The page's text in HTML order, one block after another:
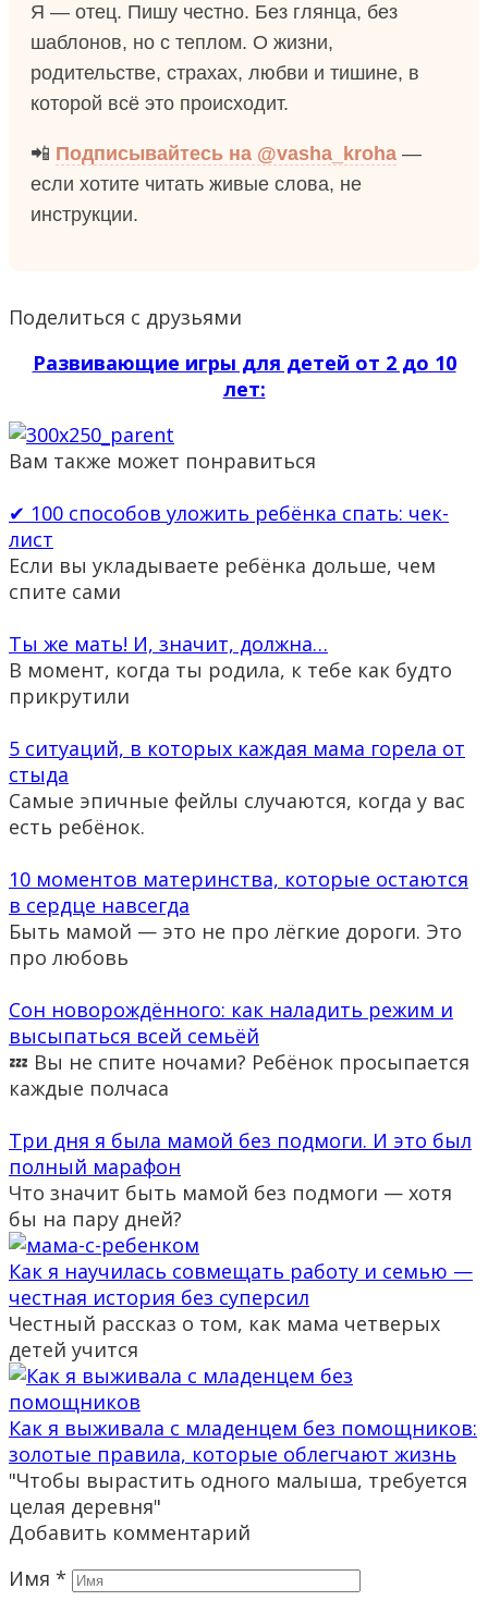
Я — отец. Пишу честно. Без глянца, без
шаблонов, но с теплом. О жизни,
родительстве, страхах, любви и тишине, в
которой всё это происходит.
📲 Подписывайтесь на @vasha_kroha —
если хотите читать живые слова, не
инструкции.
Поделиться с друзьями
Развивающие игры для детей от 2 до 10
лет:
Вам также может понравиться
✔ 100 способов уложить ребёнка спать: чек-
лист
Если вы укладываете ребёнка дольше, чем
спите сами
Ты же мать! И, значит, должна…
В момент, когда ты родила, к тебе как будто
прикрутили
5 ситуаций, в которых каждая мама горела от
стыда
Самые эпичные фейлы случаются, когда у вас
есть ребёнок.
10 моментов материнства, которые остаются
в сердце навсегда
Быть мамой — это не про лёгкие дороги. Это
про любовь
Сон новорождённого: как наладить режим и
высыпаться всей семьёй
💤 Вы не спите ночами? Ребёнок просыпается
каждые полчаса
Три дня я была мамой без подмоги. И это был
полный марафон
Что значит быть мамой без подмоги — хотя
бы на пару дней?
Как я научилась совмещать работу и семью —
честная история без суперсил
Честный рассказ о том, как мама четверых
детей учится
Как я выживала с младенцем без помощников:
золотые правила, которые облегчают жизнь
"Чтобы вырастить одного малыша, требуется
целая деревня"
Добавить комментарий
Имя *